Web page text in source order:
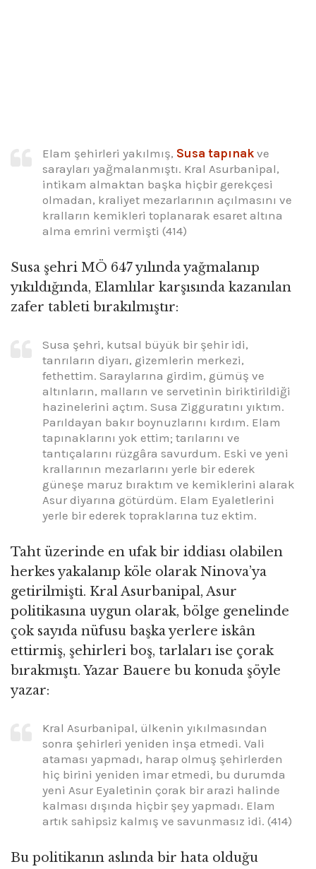
Elam şehirleri yakılmış, Susa tapınak ve
sarayları yağmalanmıştı. Kral Asurbanipal,
intikam almaktan başka hiçbir gerekçesi
olmadan, kraliyet mezarlarının açılmasını ve
kralların kemikleri toplanarak esaret altına
alma emrini vermişti (414)
Susa şehri MÖ 647 yılında yağmalanıp
yıkıldığında, Elamlılar karşısında kazanılan
zafer tableti bırakılmıştır:
Susa şehri, kutsal büyük bir şehir idi,
tanrıların diyarı, gizemlerin merkezi,
fethettim. Saraylarına girdim, gümüş ve
altınların, malların ve servetinin biriktirildiği
hazinelerini açtım. Susa Zigguratını yıktım.
Parıldayan bakır boynuzlarını kırdım. Elam
tapınaklarını yok ettim; tarılarını ve
tantıçalarını rüzgâra savurdum. Eski ve yeni
krallarının mezarlarını yerle bir ederek
güneşe maruz bıraktım ve kemiklerini alarak
Asur diyarına götürdüm. Elam Eyaletlerini
yerle bir ederek topraklarına tuz ektim.
Taht üzerinde en ufak bir iddiası olabilen
herkes yakalanıp köle olarak Ninova’ya
getirilmişti. Kral Asurbanipal, Asur
politikasına uygun olarak, bölge genelinde
çok sayıda nüfusu başka yerlere iskân
ettirmiş, şehirleri boş, tarlaları ise çorak
bırakmıştı. Yazar Bauere bu konuda şöyle
yazar:
Kral Asurbanipal, ülkenin yıkılmasından
sonra şehirleri yeniden inşa etmedi. Vali
ataması yapmadı, harap olmuş şehirlerden
hiç birini yeniden imar etmedi, bu durumda
yeni Asur Eyaletinin çorak bir arazi halinde
kalması dışında hiçbir şey yapmadı. Elam
artık sahipsiz kalmış ve savunmasız idi. (414)
Bu politikanın aslında bir hata olduğu